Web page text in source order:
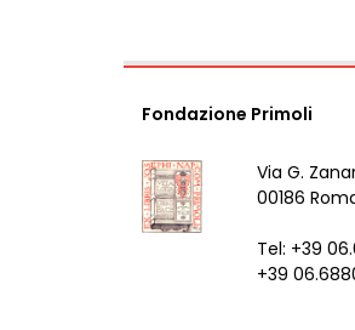
Fondazione Primoli
Via G.
00186
Tel: +39
+39